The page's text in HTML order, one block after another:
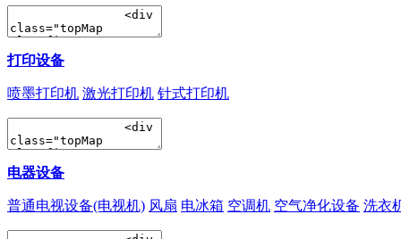
打印设备
喷墨打印机 激光打印机 针式打印机
电器设备
普通电视设备(电视机) 风扇 电冰箱 空调机 空气净化设备 洗衣